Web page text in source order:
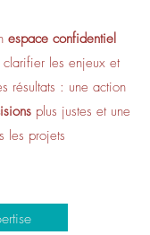
espace confidentiel
les enjeux et
résultats : une action
plus justes et une
les projets